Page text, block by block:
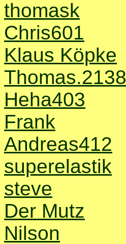
thomask
Chris601
Klaus Köpke
Thomas.2138
Heha403
Frank
Andreas412
superelastik
steve
Der Mutz
Nilson